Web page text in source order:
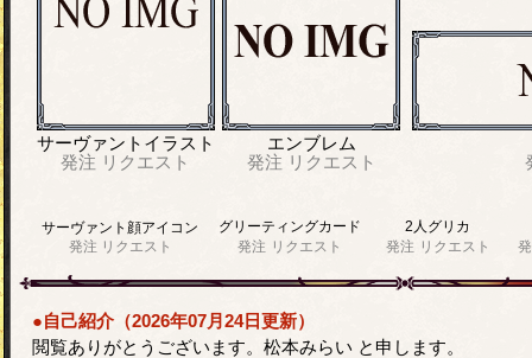
サーヴァントイラスト
発注 リクエスト
エンブレム
発注 リクエスト
サーヴァント顔アイコン
発注 リクエスト
グリーティングカード
発注 リクエスト
2人グリカ
発注 リクエスト
●自己紹介（2026年07月24日更新）
閲覧ありがとうございます。松本みらい と申します。